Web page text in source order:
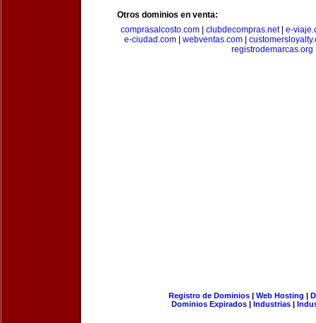
Otros dominios en venta:
comprasalcosto.com
clubdecompras.net| e-
e-ciudad.com| webventas.com|
registrodemarcas.org
Registro de Dominios| Web Hosting |
Dominios Expirados | Industrias |